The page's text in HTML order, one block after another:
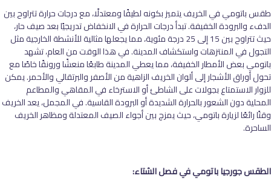
طقس باتومي في الخريف يتميز بكونه لطيفًا ومعتدلًا، مع درجات حرارة تتراوح بين
الدفء والبرودة الخفيفة. تبدأ درجات الحرارة في الانخفاض تدريجيًا بعد صيف حار،
حيث تتراوح بين 15 إلى 25 درجة مئوية، مما يجعلها مثالية للأنشطة الخارجية مثل
التجول في المنتزهات واستكشاف المدينة. في هذا الوقت من العام، تشهد
باتومي بعض الأمطار الخفيفة، مما يعطي المدينة طابعًا منعشًا ورونقًا خاصًا مع
تحول أوراق الأشجار إلى ألوان الخريف الزاهية من الأصفر والبرتقالي والأحمر. يمكن
للزوار الاستمتاع بجولات على الشاطئ أو الاسترخاء في المقاهي والمطاعم
المحلية دون الشعور بالحرارة الشديدة أو البرودة القاسية. في المجمل، يعد الخريف
وقتًا رائعًا لزيارة باتومي، حيث يمزج بين أجواء الصيف المعتدلة ومظاهر الخريف
الساحرة.
الطقس جورجيا باتومي في فصل الشتاء: